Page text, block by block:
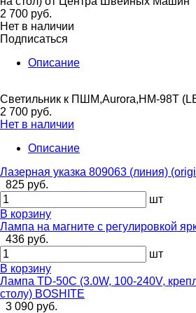
2 700 руб.
Нет в наличии
Подписаться
Описание
Светильник к ПШМ,Aurora,HM-98T
2 700 руб.
Нет в наличии
Описание
Лазерная указка 809063 (линия)
825 руб.
шт
В корзину
Лампа на магните с регулировкой
436 руб.
шт
В корзину
Лампа TD-50C (3.0W, 100-240V,
столу) BOSHITE
3 090 руб.